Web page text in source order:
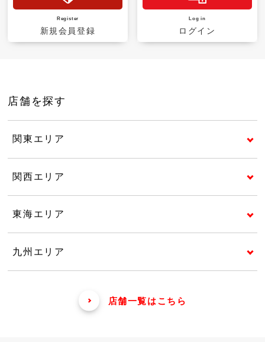
Register
新規会員登録
Log in
ログイン
店舗を探す
関東エリア
関西エリア
東海エリア
九州エリア
店舗一覧はこちら